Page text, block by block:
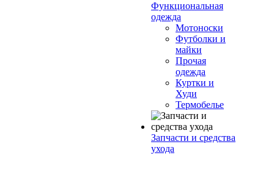
Функциональная
одежда
Мотоноски
Футболки и
майки
Прочая
одежда
Куртки и
Худи
Термобелье
Запчасти и средства
ухода